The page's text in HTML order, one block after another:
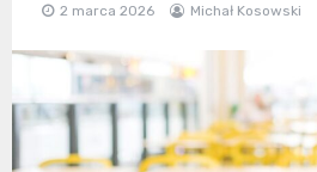
2 marca 2026 Michał Kosowski